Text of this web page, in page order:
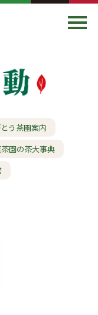
う茶園案内
園の茶大事典